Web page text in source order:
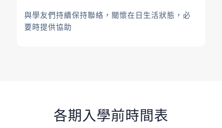
與學友們持續保持聯絡，關懷在日生活狀態，必
要時提供協助
各期入學前時間表